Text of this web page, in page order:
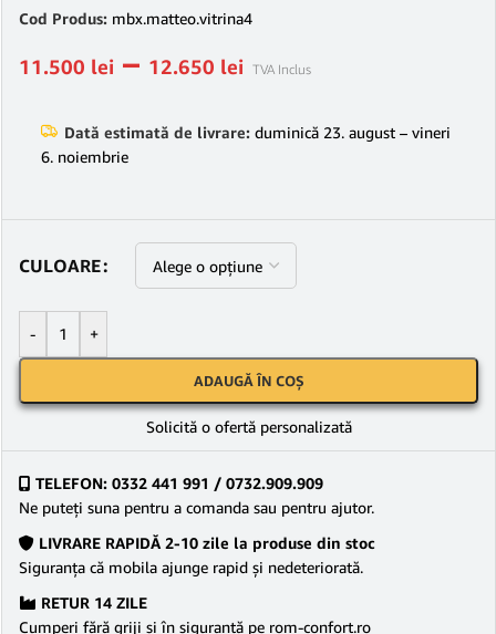
Cod Produs: mbx.matteo.vitrina4
11.500 lei – 12.650 lei TVA Inclus
Dată estimată de livrare: duminică 23. august – vineri
6. noiembrie
CULOARE
- +
ADAUGĂ ÎN COȘ
Solicită o ofertă personalizată
TELEFON: 0332 441 991 / 0732.909.909
Ne puteţi suna pentru a comanda sau pentru ajutor.
LIVRARE RAPIDĂ 2-10 zile la produse din stoc
Siguranţa că mobila ajunge rapid şi nedeteriorată.
RETUR 14 ZILE
Cumperi fără griji şi în siguranţă pe rom-confort.ro